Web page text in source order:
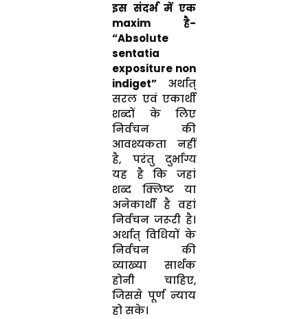
इस संदर्भ में एक
maxim है-
“Absolute
sentatia
expositure non
indiget”अर्थात्
सरल एवं एकार्थी
शब्दों के लिए
निर्वचन की
आवश्यकता नहीं
है, परंतु दुर्भाग्य
यह है कि जहां
शब्द क्लिष्ट या
अनेकार्थी है वहां
निर्वचन जरूरी है।
अर्थात् विधियों के
निर्वचन की
व्याख्या सार्थक
होनी चाहिए,
जिससे पूर्ण न्याय
हो सके।